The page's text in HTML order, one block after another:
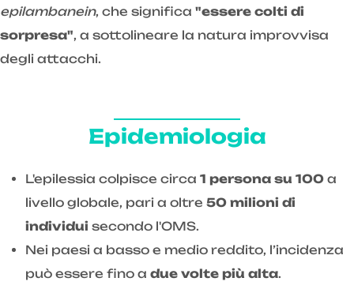
epilambanein, che significa "essere colti di
sorpresa", a sottolineare la natura improvvisa
degli attacchi.
Epidemiologia
L'epilessia colpisce circa 1 persona su 100 a
livello globale, pari a oltre 50 milioni di
individui secondo l'OMS.
Nei paesi a basso e medio reddito, l’incidenza
può essere fino a due volte più alta.